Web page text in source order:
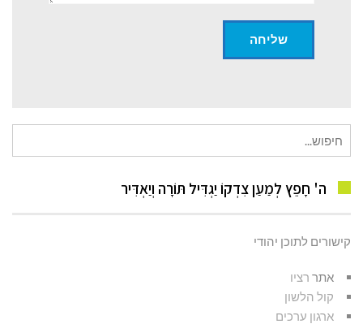
עבור:
ה' חָפֵץ לְמַעַן צִדְקוֹ יַגְדִּיל תּוֹרָה וְיַאְדִּיר
קישורים לתוכן יהודי
אתר רציו
קול הלשון
ארגון ערכים